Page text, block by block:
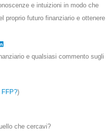
e intuizioni in modo che
proprio futuro finanziario e ottenere
e qualsiasi commento sugli
FFP?)
che cercavi?